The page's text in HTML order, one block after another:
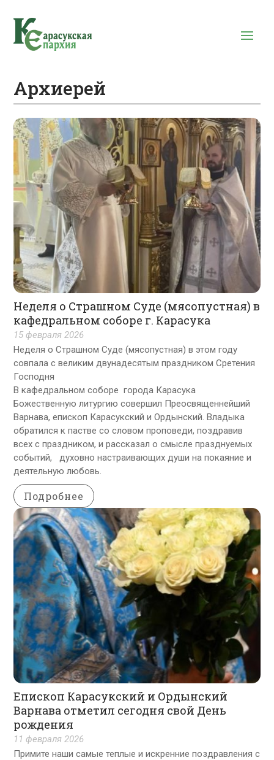
Архиерей
Неделя о Страшном Суде (мясопустная) в
кафедральном соборе г. Карасука
15 февраля 2026
Неделя о Страшном Суде (мясопустная) в этом году
совпала с великим двунадесятым праздником Сретения
Господня
В кафедральном соборе города Карасука
Божественную литургию совершил Преосвященнейший
Варнава, епископ Карасукский и Ордынский. Владыка
обратился к пастве со словом проповеди, поздравив
всех с праздником, и рассказал о смысле празднуемых
событий, духовно настраивающих души на покаяние и
деятельную любовь.
Подробнее
Епископ Карасукский и Ордынский
Варнава отметил сегодня свой День
рождения
11 февраля 2026
Примите наши самые теплые и искренние поздравления с